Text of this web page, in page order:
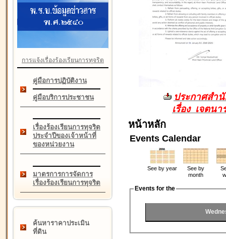
การแจ้งเรื่องร้องเรียนการทุจริต
คู่มือการปฏิบัติงาน
คู่มือบริการประชาชน
เรื่องร้องเรียนการทุจริต
ประจำปีของเจ้าหน้าที่
ของหน่วยงาน
มาตรการการจัดการ
เรื่องร้องเรียนการทุจริต
ค้นหาราคาประเมิน
ที่ดิน
ประกาศสำ
เรื่อง เจตน
หน้าหลัก
Events Calendar
See by year
See by
month
Events for the